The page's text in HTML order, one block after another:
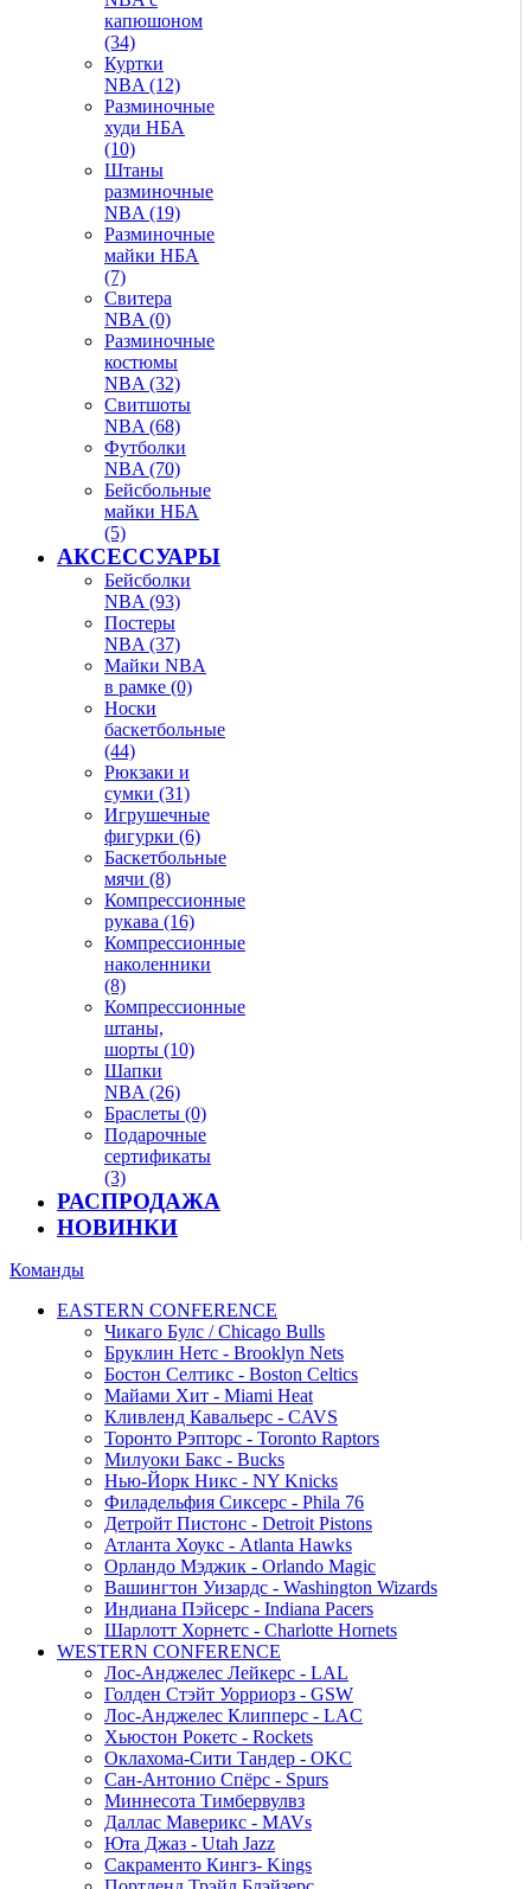
капюшоном
(34)
Куртки
NBA (12)
Разминочные
худи НБА
(10)
Штаны
разминочные
NBA (19)
Разминочные
майки НБА
(7)
Свитера
NBA (0)
Разминочные
костюмы
NBA (32)
Свитшоты
NBA (68)
Футболки
NBA (70)
Бейсбольные
майки НБА
(5)
АКСЕССУАРЫ
Бейсболки
NBA (93)
Постеры
NBA (37)
Майки NBA
в рамке (0)
Носки
баскетбольные
(44)
Рюкзаки и
сумки (31)
Игрушечные
фигурки (6)
Баскетбольные
мячи (8)
Компрессионные
рукава (16)
Компрессионные
наколенники
(8)
Компрессионные
штаны,
шорты (10)
Шапки
NBA (26)
Браслеты (0)
Подарочные
сертификаты
(3)
РАСПРОДАЖА
НОВИНКИ
Команды
EASTERN CONFERENCE
Чикаго Булс / Chicago Bulls
Бруклин Нетс - Brooklyn Nets
Бостон Селтикс - Boston Celtics
Майами Хит - Miami Heat
Кливленд Кавальерс - CAVS
Торонто Рэпторс - Toronto Raptors
Милуоки Бакс - Bucks
Нью-Йорк Никс - NY Knicks
Филадельфия Сиксерс - Phila 76
Детройт Пистонс - Detroit Pistons
Атланта Хоукс - Atlanta Hawks
Орландо Мэджик - Orlando Magic
Вашингтон Уизардс - Washington Wizards
Индиана Пэйсерс - Indiana Pacers
Шарлотт Хорнетс - Charlotte Hornets
WESTERN CONFERENCE
Лос-Анджелес Лейкерс - LAL
Голден Стэйт Уорриорз - GSW
Лос-Анджелес Клипперс - LAC
Хьюстон Рокетс - Rockets
Оклахома-Сити Тандер - OKC
Сан-Антонио Спёрс - Spurs
Миннесота Тимбервулвз
Даллас Маверикс - MAVs
Юта Джаз - Utah Jazz
Сакраменто Кингз- Kings